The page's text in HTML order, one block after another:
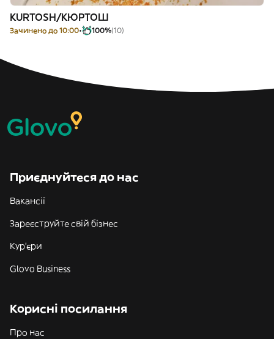
KURTOSH/КЮРТОШ
Зачинено до 10:00 100%(10)
Приєднуйтеся до нас
Вакансії
Зареєструйте свій бізнес
Кур'єри
Glovo Business
Корисні посилання
Про нас